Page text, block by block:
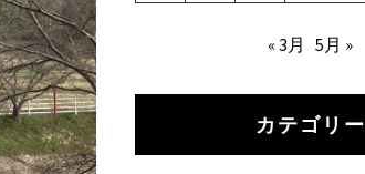
« 3月 5月 »
カテゴリー